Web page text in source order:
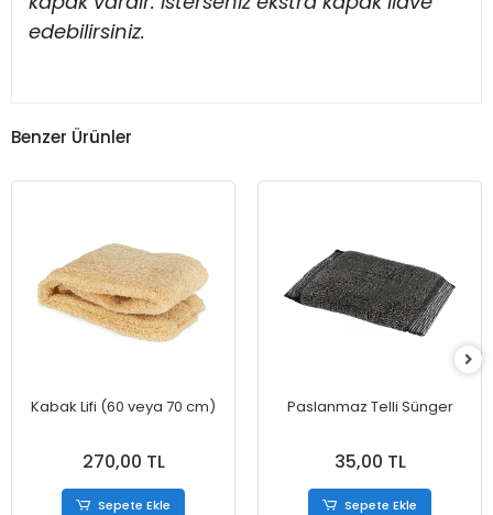
edebilirsiniz.
Benzer Ürünler
Kabak Lifi (60 veya 70 cm)
270,00 TL
Sepete Ekle
Paslanmaz Telli Sünger
35,00 TL
Sepete Ekle